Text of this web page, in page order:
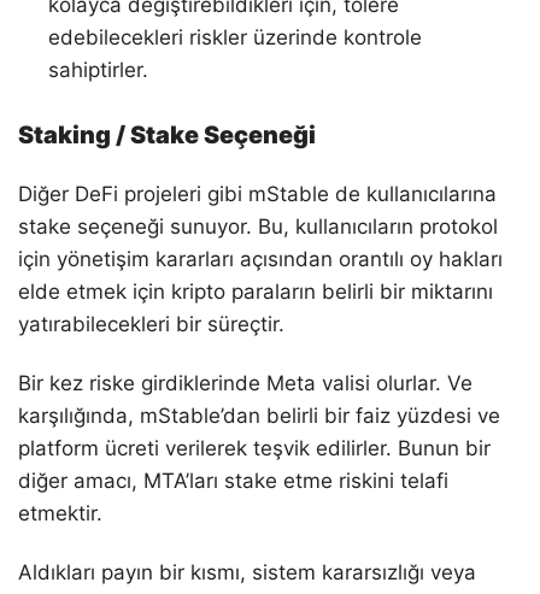
kolayca değiştirebildikleri için, tolere
edebilecekleri riskler üzerinde kontrole
sahiptirler.
Staking / Stake Seçeneği
Diğer DeFi projeleri gibi mStable de kullanıcılarına
stake seçeneği sunuyor. Bu, kullanıcıların protokol
için yönetişim kararları açısından orantılı oy hakları
elde etmek için kripto paraların belirli bir miktarını
yatırabilecekleri bir süreçtir.
Bir kez riske girdiklerinde Meta valisi olurlar. Ve
karşılığında, mStable’dan belirli bir faiz yüzdesi ve
platform ücreti verilerek teşvik edilirler. Bunun bir
diğer amacı, MTA’ları stake etme riskini telafi
etmektir.
Aldıkları payın bir kısmı, sistem kararsızlığı veya